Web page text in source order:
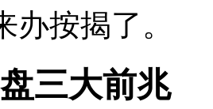
办按揭了。
三大前兆